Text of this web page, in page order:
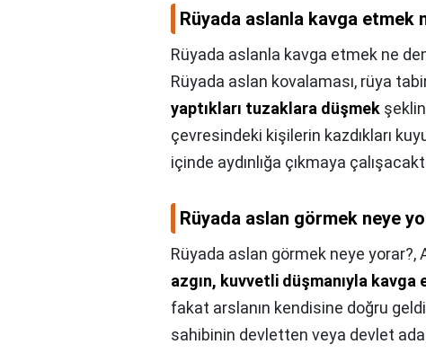
Rüyada aslanla kavga etmek
Rüyada aslanla kavga etmek ne
Rüyada aslan kovalaması, rüya
yaptıkları tuzaklara düşmek
çevresindeki kişilerin kazdıkları
içinde aydınlığa çıkmaya
Rüyada aslan görmek neye
Rüyada aslan görmek neye yorar?,
azgın, kuvvetli düşmanıyla
fakat arslanın kendisine doğru
sahibinin devletten veya devlet